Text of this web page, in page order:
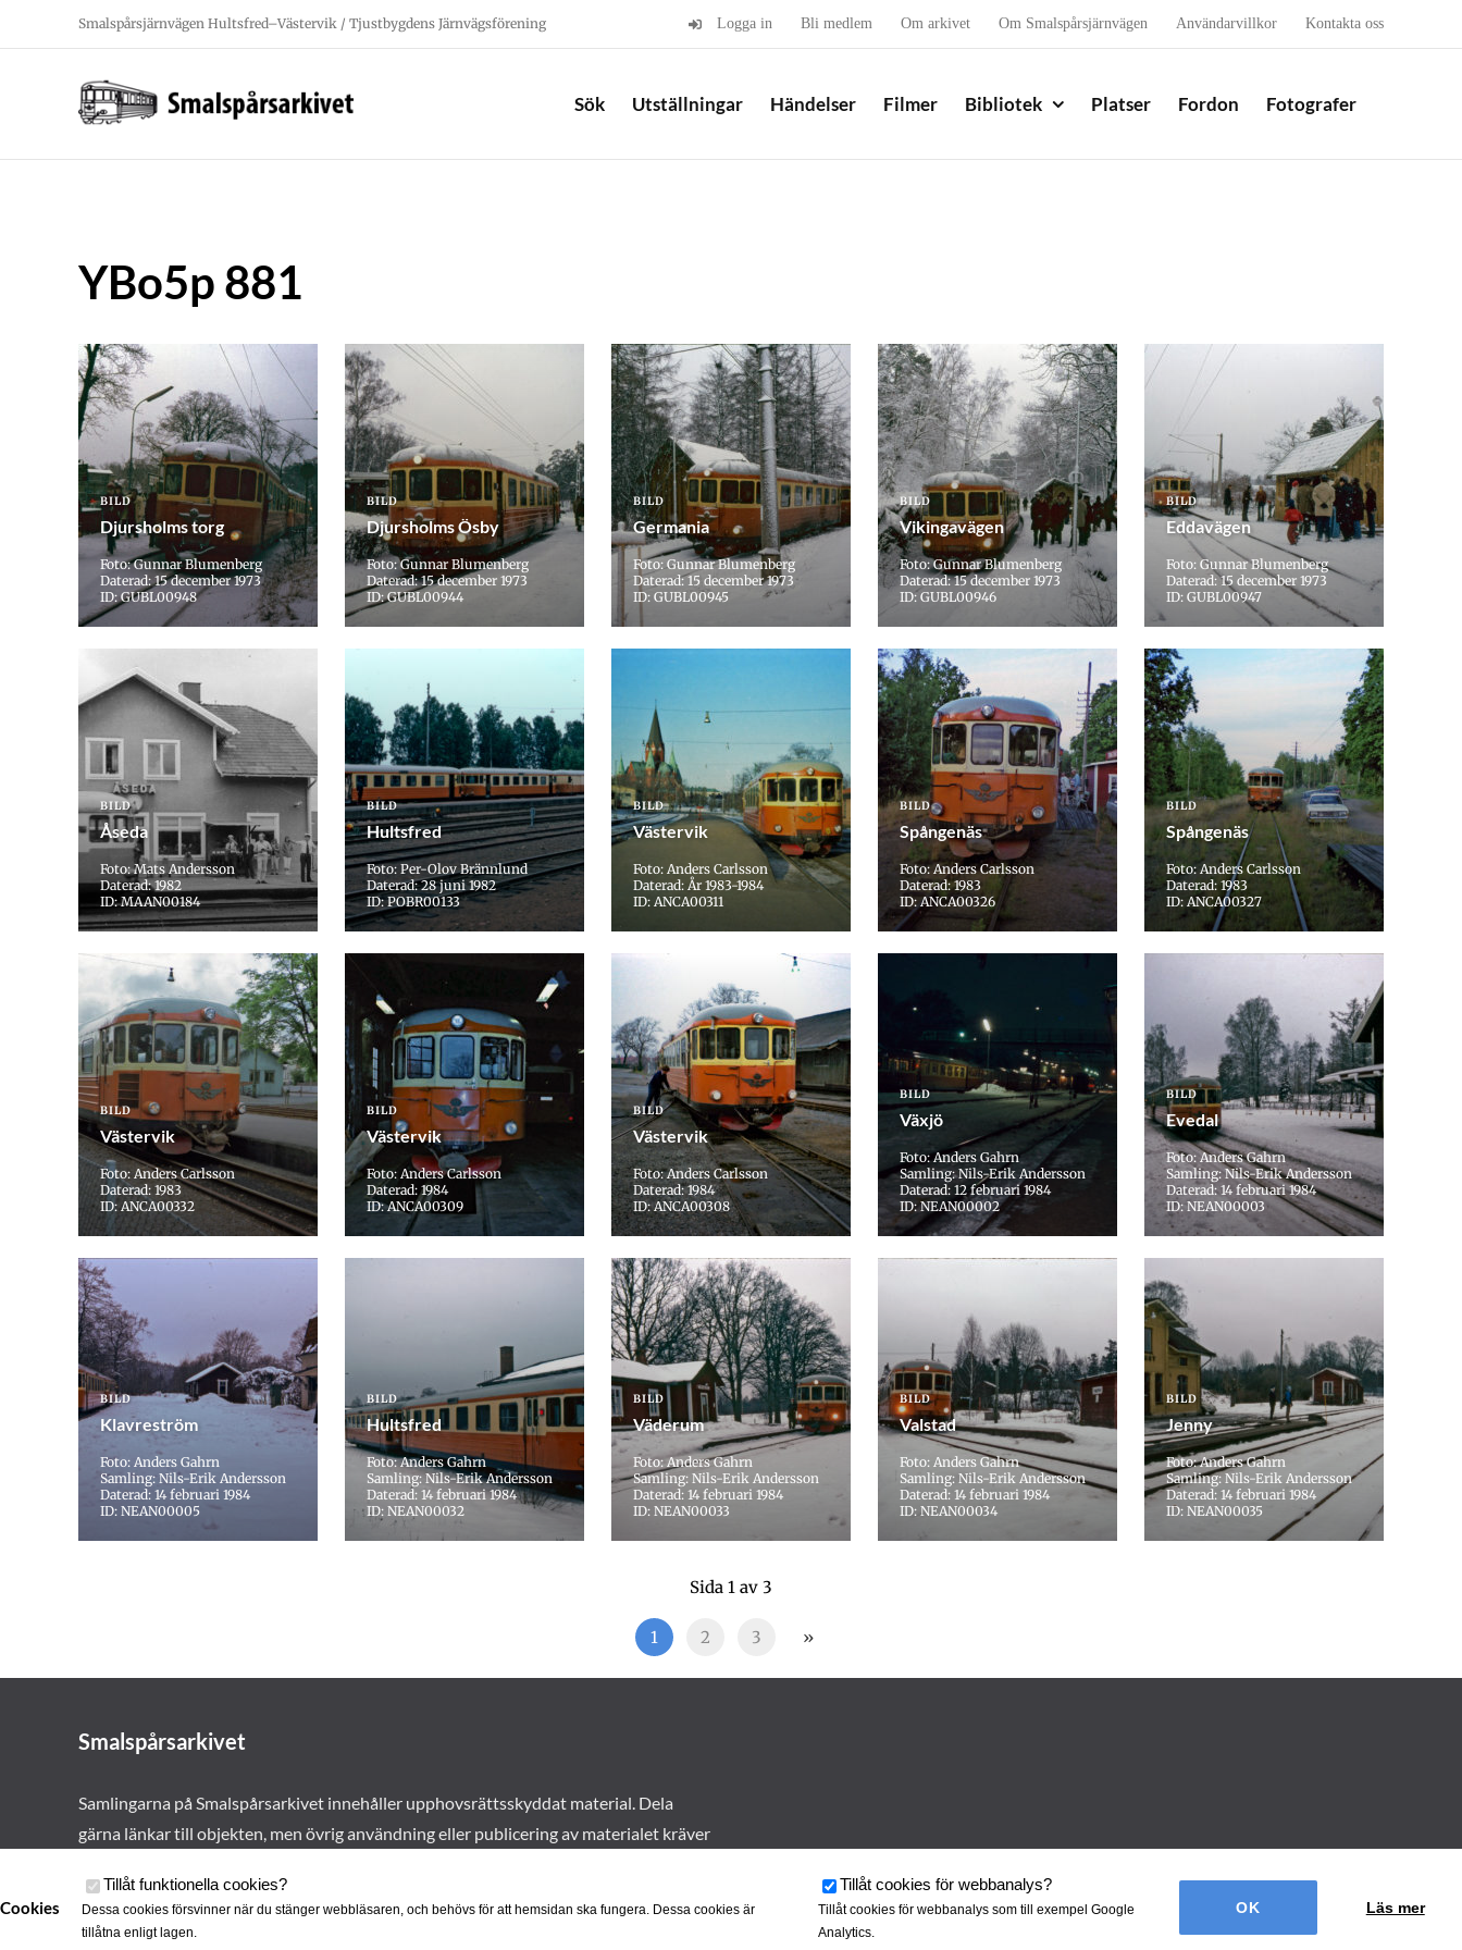
Smalspårsjärnvägen Hultsfred–Västervik / Tjustbygdens Järnvägsförening Logga in Bli medlem Om arkivet Om Smalspårsjärnvägen Användarvillkor Kontakta oss
Sök Utställningar Händelser Filmer Bibliotek Platser Fordon Fotografer
YBo5p 881
BILD
Djursholms torg
Foto: Gunnar Blumenberg
Daterad: 15 december 1973
ID: GUBL00948
BILD
Djursholms Ösby
Foto: Gunnar Blumenberg
Daterad: 15 december 1973
ID: GUBL00944
BILD
Germania
Foto: Gunnar Blumenberg
Daterad: 15 december 1973
ID: GUBL00945
BILD
Vikingavägen
Foto: Gunnar Blumenberg
Daterad: 15 december 1973
ID: GUBL00946
BILD
Eddavägen
Foto: Gunnar Blumenberg
Daterad: 15 december 1973
ID: GUBL00947
BILD
Åseda
Foto: Mats Andersson
Daterad: 1982
ID: MAAN00184
BILD
Hultsfred
Foto: Per-Olov Brännlund
Daterad: 28 juni 1982
ID: POBR00133
BILD
Västervik
Foto: Anders Carlsson
Daterad: År 1983-1984
ID: ANCA00311
BILD
Spångenäs
Foto: Anders Carlsson
Daterad: 1983
ID: ANCA00326
BILD
Spångenäs
Foto: Anders Carlsson
Daterad: 1983
ID: ANCA00327
BILD
Västervik
Foto: Anders Carlsson
Daterad: 1983
ID: ANCA00332
BILD
Västervik
Foto: Anders Carlsson
Daterad: 1984
ID: ANCA00309
BILD
Västervik
Foto: Anders Carlsson
Daterad: 1984
ID: ANCA00308
BILD
Växjö
Foto: Anders Gahrn
Samling: Nils-Erik Andersson
Daterad: 12 februari 1984
ID: NEAN00002
BILD
Evedal
Foto: Anders Gahrn
Samling: Nils-Erik Andersson
Daterad: 14 februari 1984
ID: NEAN00003
BILD
Klavreström
Foto: Anders Gahrn
Samling: Nils-Erik Andersson
Daterad: 14 februari 1984
ID: NEAN00005
BILD
Hultsfred
Foto: Anders Gahrn
Samling: Nils-Erik Andersson
Daterad: 14 februari 1984
ID: NEAN00032
BILD
Väderum
Foto: Anders Gahrn
Samling: Nils-Erik Andersson
Daterad: 14 februari 1984
ID: NEAN00033
BILD
Valstad
Foto: Anders Gahrn
Samling: Nils-Erik Andersson
Daterad: 14 februari 1984
ID: NEAN00034
BILD
Jenny
Foto: Anders Gahrn
Samling: Nils-Erik Andersson
Daterad: 14 februari 1984
ID: NEAN00035
Sida 1 av 3
1 2 3 »
Smalspårsarkivet
Samlingarna på Smalspårsarkivet innehåller upphovsrättsskyddat material. Dela
gärna länkar till objekten, men övrig användning eller publicering av materialet kräver
Cookies
Tillåt funktionella cookies?
Dessa cookies försvinner när du stänger webbläsaren, och behövs för att hemsidan ska fungera. Dessa cookies är
tillåtna enligt lagen.
Tillåt cookies för webbanalys?
Tillåt cookies för webbanalys som till exempel Google
Analytics.
Läs mer